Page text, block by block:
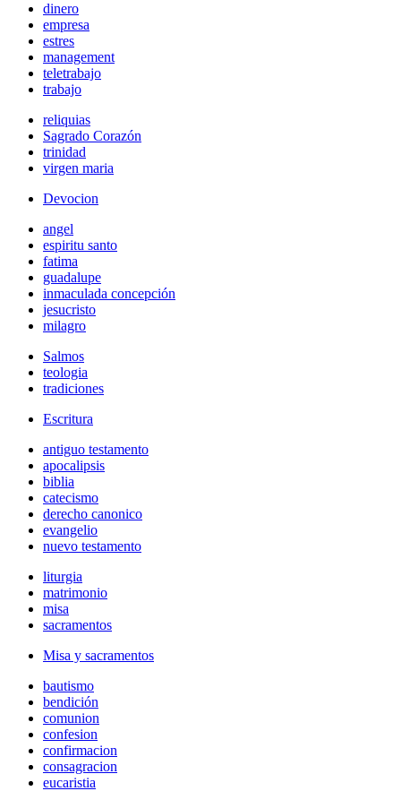
dinero
empresa
estres
management
teletrabajo
trabajo
reliquias
Sagrado Corazón
trinidad
virgen maria
Devocion
angel
espiritu santo
fatima
guadalupe
inmaculada concepción
jesucristo
milagro
Salmos
teologia
tradiciones
Escritura
antiguo testamento
apocalipsis
biblia
catecismo
derecho canonico
evangelio
nuevo testamento
liturgia
matrimonio
misa
sacramentos
Misa y sacramentos
bautismo
bendición
comunion
confesion
confirmacion
consagracion
eucaristia